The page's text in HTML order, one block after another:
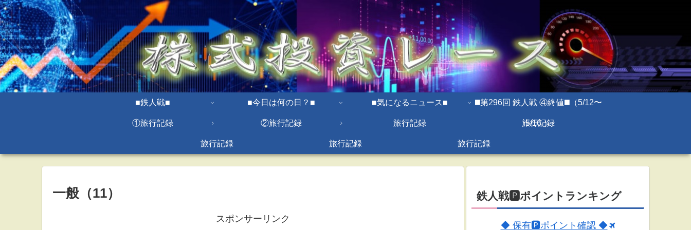
■鉄人戦■ ■今日は何の日？■ ■気になるニュース■ ◼️第296回 鉄人戦 ④終値◼️（5/12〜
5/16 ）
①旅行記録 ②旅行記録 旅行記録 旅行記録
旅行記録 旅行記録 旅行記録
一般（11）
スポンサーリンク
鉄人戦🅿ポイントランキング
◆ 保有🅿ポイント確認 ◆